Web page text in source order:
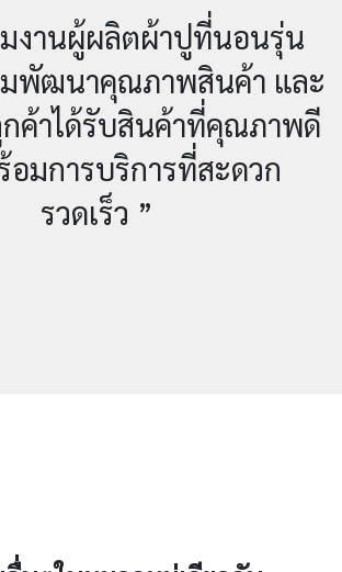
มงานผู้ผลิตผ้าปูที่นอนรุ่น
พัฒนาคุณภาพสินค้า และ
กค้าได้รับสินค้าที่คุณภาพดี
มการบริการที่สะดวก
รวดเร็ว ”